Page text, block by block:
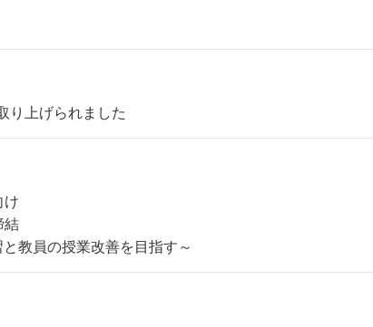
り上げられました
け
結
教員の授業改善を目指す～